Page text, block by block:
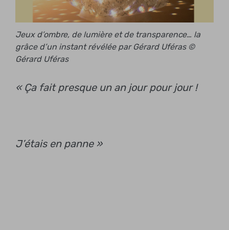
Jeux d’ombre, de lumière et de transparence… la
grâce d’un instant révélée par Gérard Uféras ©
Gérard Uféras
« Ça fait presque un an jour pour jour !
J’étais en panne »